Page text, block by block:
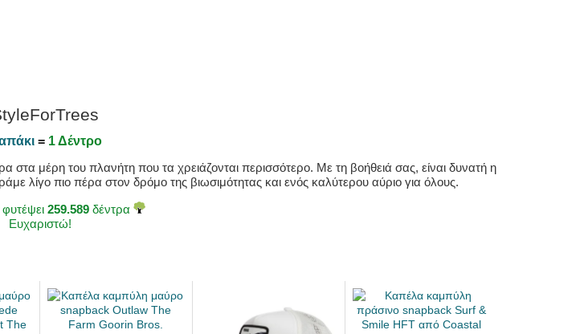
= 1 Δέντρο
μέρη του πλανήτη που τα χρειάζονται περισσότερο. Με τη βοήθειά σας, είναι δυνατή η
λίγο πιο πέρα στον δρόμο της βιωσιμότητας και ενός καλύτερου αύριο για όλους.
259.589 δέντρα
Ευχαριστώ!